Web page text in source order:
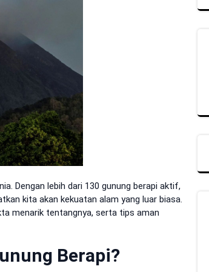
Dengan lebih dari 130 gunung berapi aktif,
kita akan kekuatan alam yang luar biasa.
menarik tentangnya, serta tips aman
Berapi?